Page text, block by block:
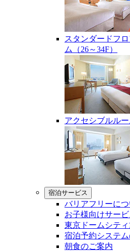
スタンダードフ
ム（26～34F）
アクセシブルルー
宿泊サービス
バリアフリーにつ
お子様向けサー
東京ドームシティ
宿泊予約システ
朝食のご案内